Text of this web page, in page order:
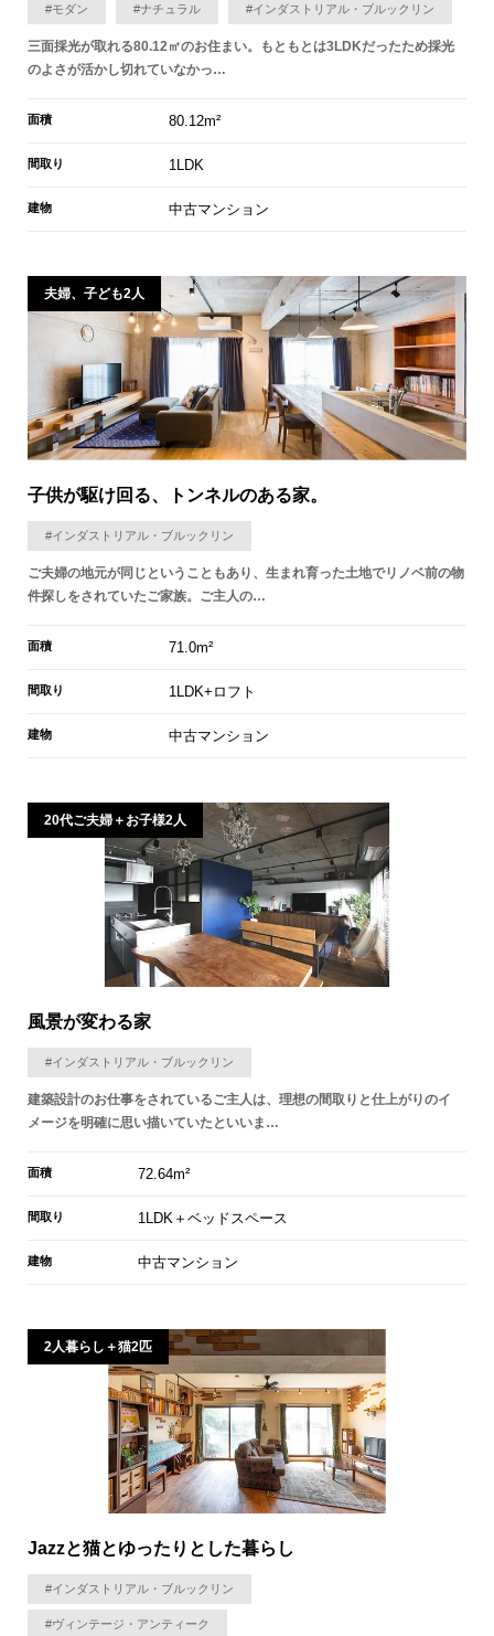
#モダン #ナチュラル #インダストリアル・ブルックリン
三面採光が取れる80.12㎡のお住まい。もともとは3LDKだったため採光
のよさが活かし切れていなかっ…
面積 80.12m²
間取り 1LDK
建物 中古マンション
夫婦、子ども2人
子供が駆け回る、トンネルのある家。
#インダストリアル・ブルックリン
ご夫婦の地元が同じということもあり、生まれ育った土地でリノベ前の物
件探しをされていたご家族。ご主人の…
面積 71.0m²
間取り 1LDK+ロフト
建物 中古マンション
20代ご夫婦＋お子様2人
風景が変わる家
#インダストリアル・ブルックリン
建築設計のお仕事をされているご主人は、理想の間取りと仕上がりのイ
メージを明確に思い描いていたといいま…
面積 72.64m²
間取り 1LDK＋ベッドスペース
建物 中古マンション
2人暮らし＋猫2匹
Jazzと猫とゆったりとした暮らし
#インダストリアル・ブルックリン
#ヴィンテージ・アンティーク